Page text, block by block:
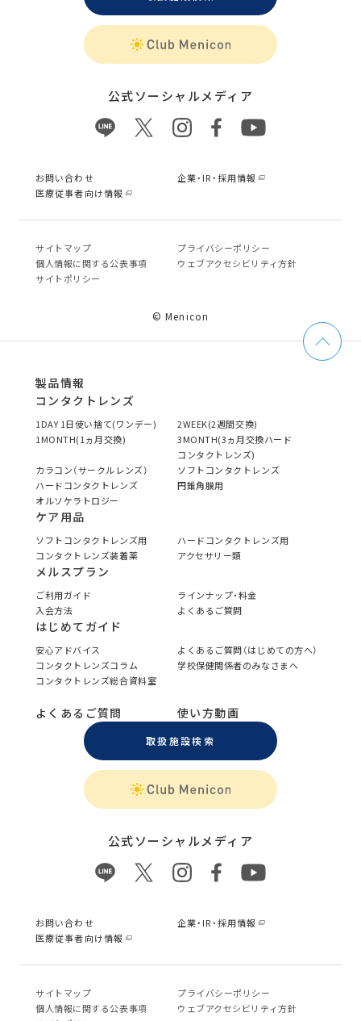
公式ソーシャルメディア
お問い合わせ
企業・IR・採用情報
医療従事者向け情報
サイトマップ
プライバシーポリシー
個⼈情報に関する公表事項
ウェブアクセシビリティ方針
サイトポリシー
© Menicon
製品情報
コンタクトレンズ
1DAY 1日使い捨て(ワンデー)
2WEEK(2週間交換)
1MONTH(1ヵ月交換)
3MONTH(3ヵ月交換ハード
コンタクトレンズ)
カラコン（サークルレンズ）
ソフトコンタクトレンズ
ハードコンタクトレンズ
円錐角膜用
オルソケラトロジー
ケア用品
ソフトコンタクトレンズ用
ハードコンタクトレンズ用
コンタクトレンズ装着薬
アクセサリー類
メルスプラン
ご利用ガイド
ラインナップ・料金
入会方法
よくあるご質問
はじめてガイド
安心アドバイス
よくあるご質問（はじめての方へ）
コンタクトレンズコラム
学校保健関係者のみなさまへ
コンタクトレンズ総合資料室
よくあるご質問 使い方動画
取扱施設検索
公式ソーシャルメディア
お問い合わせ
企業・IR・採用情報
医療従事者向け情報
サイトマップ
プライバシーポリシー
個⼈情報に関する公表事項
ウェブアクセシビリティ方針